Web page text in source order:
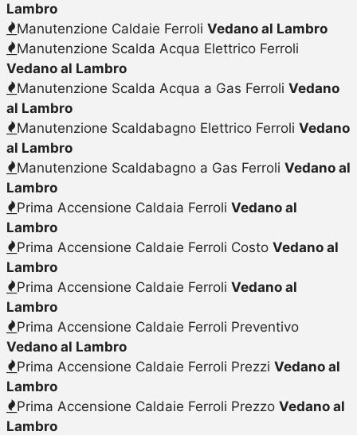
Lambro
Manutenzione Caldaie Ferroli Vedano al Lambro
Manutenzione Scalda Acqua Elettrico Ferroli
Vedano al Lambro
Manutenzione Scalda Acqua a Gas Ferroli Vedano
al Lambro
Manutenzione Scaldabagno Elettrico Ferroli Vedano
al Lambro
Manutenzione Scaldabagno a Gas Ferroli Vedano al
Lambro
Prima Accensione Caldaia Ferroli Vedano al
Lambro
Prima Accensione Caldaie Ferroli Costo Vedano al
Lambro
Prima Accensione Caldaie Ferroli Vedano al
Lambro
Prima Accensione Caldaie Ferroli Preventivo
Vedano al Lambro
Prima Accensione Caldaie Ferroli Prezzi Vedano al
Lambro
Prima Accensione Caldaie Ferroli Prezzo Vedano al
Lambro